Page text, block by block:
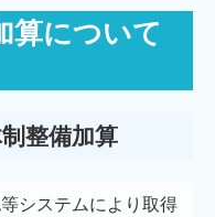
算について
整備加算
システムにより取得